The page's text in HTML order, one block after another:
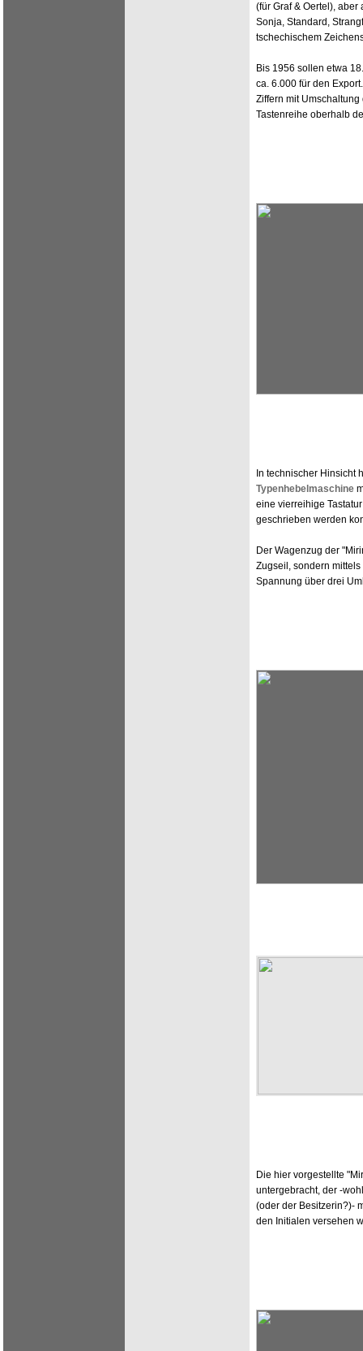
(für Graf & Oertel),
Sonja, Standard,
tschechischem
Bis 1956 sollen etwa
ca. 6.000 für den
Ziffern mit
Tastenreihe oberhalb
In technischer Hinsicht
Typenhebelmaschine
eine vierreihige
geschrieben werden
Der Wagenzug der
Zugseil, sondern
Spannung über drei
Die hier vorgestellte
untergebracht, der -
(oder der Besitzerin?)-
den Initialen versehen